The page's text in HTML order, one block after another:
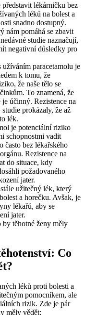
představit lékárničku bez
léků na bolest a
snadno dostupný.
nám pomáhá se zbavit
studie naznačují,
negativní důsledky pro
paracetamolu je
k tomu, že
že naše tělo se
To znamená, že
účinný. Rezistence na
prokázaly, že až
lék.
je potenciální riziko
schopnostmi vadit
často bez lékařského
Rezistence na
do situace, kdy
požadovaného
jater.
užitečný lék, který
a horečku. Avšak, je
lékařů, aby se
jater.
Co
léků proti bolesti a
pomocníkem, ale
rizik. Zde je pár
měly vědět: